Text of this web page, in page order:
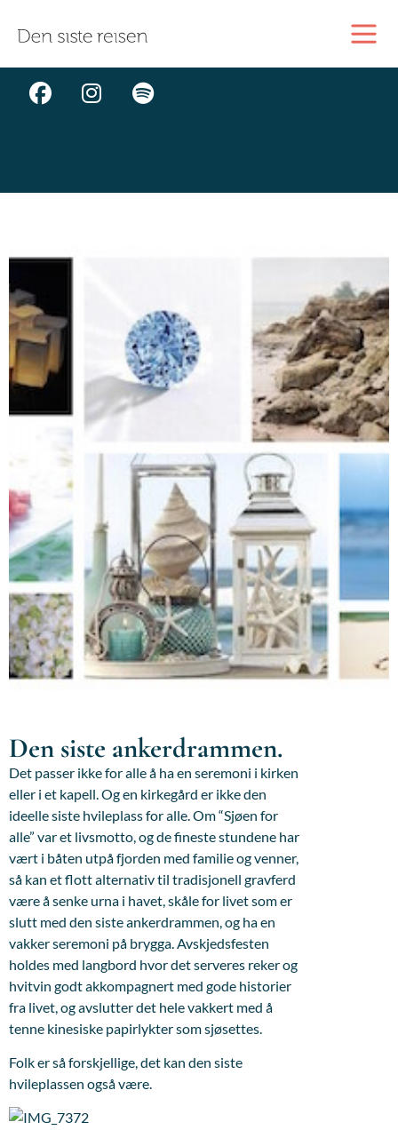
Den siste ankerdrammen.
Det passer ikke for alle å ha en seremoni i kirken
eller i et kapell. Og en kirkegård er ikke den
ideelle siste hvileplass for alle. Om “Sjøen for
alle” var et livsmotto, og de fineste stundene har
vært i båten utpå fjorden med familie og venner,
så kan et flott alternativ til tradisjonell gravferd
være å senke urna i havet, skåle for livet som er
slutt med den siste ankerdrammen, og ha en
vakker seremoni på brygga. Avskjedsfesten
holdes med langbord hvor det serveres reker og
hvitvin godt akkompagnert med gode historier
fra livet, og avslutter det hele vakkert med å
tenne kinesiske papirlykter som sjøsettes.
Folk er så forskjellige, det kan den siste
hvileplassen også være.